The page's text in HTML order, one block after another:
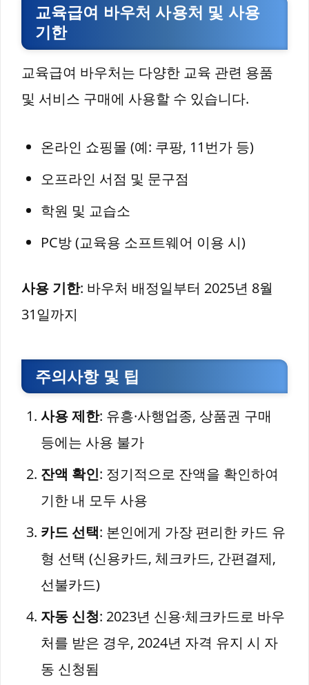
교육급여 바우처 사용처 및 사용
기한
교육급여 바우처는 다양한 교육 관련 용품
및 서비스 구매에 사용할 수 있습니다.
온라인 쇼핑몰 (예: 쿠팡, 11번가 등)
오프라인 서점 및 문구점
학원 및 교습소
PC방 (교육용 소프트웨어 이용 시)
사용 기한: 바우처 배정일부터 2025년 8월
31일까지
주의사항 및 팁
사용 제한: 유흥·사행업종, 상품권 구매
등에는 사용 불가
잔액 확인: 정기적으로 잔액을 확인하여
기한 내 모두 사용
카드 선택: 본인에게 가장 편리한 카드 유
형 선택 (신용카드, 체크카드, 간편결제,
선불카드)
자동 신청: 2023년 신용·체크카드로 바우
처를 받은 경우, 2024년 자격 유지 시 자
동 신청됨